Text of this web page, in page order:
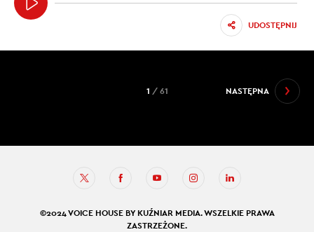
UDOSTĘPNIJ
NASTĘPNA
1 / 61
©2024 VOICE HOUSE BY KUŹNIAR MEDIA. WSZELKIE PRAWA
ZASTRZEŻONE.